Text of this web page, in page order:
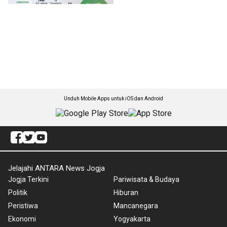
Unduh Mobile Apps untuk iOS dan Android
Jelajahi ANTARA News Jogja
Jogja Terkini
Politik
Peristiwa
Ekonomi
Pariwisata & Budaya
Hiburan
Mancanegara
Yogyakarta